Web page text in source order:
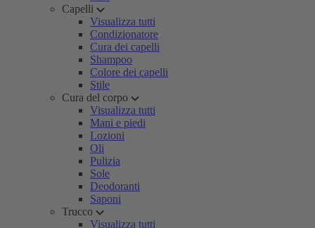
Capelli
Visualizza tutti
Condizionatore
Cura dei capelli
Shampoo
Colore dei capelli
Stile
Cura del corpo
Visualizza tutti
Mani e piedi
Lozioni
Oli
Pulizia
Sole
Deodoranti
Saponi
Trucco
Visualizza tutti